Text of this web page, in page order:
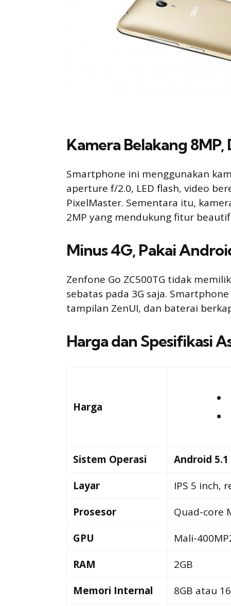
Kamera Belakang 8MP,
Smartphone ini menggunakan
aperture f/2.0, LED flash, video
PixelMaster. Sementara itu,
2MP yang mendukung fitur
Minus 4G, Pakai
Zenfone Go ZC500TG tidak
sebatas pada 3G saja.
tampilan ZenUI, dan baterai
Harga dan Spesifikasi
Harga
Sistem Operasi
Android
Layar
IPS 5 inch,
Prosesor
Quad-core
GPU
Mali-
RAM
2GB
Memori Internal
8GB atau